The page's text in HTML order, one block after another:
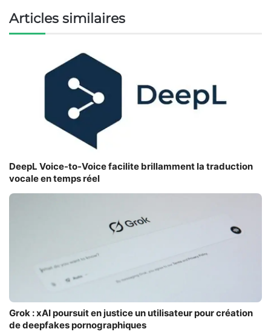
Articles similaires
DeepL Voice-to-Voice facilite brillamment la traduction
vocale en temps réel
Grok : xAI poursuit en justice un utilisateur pour création
de deepfakes pornographiques